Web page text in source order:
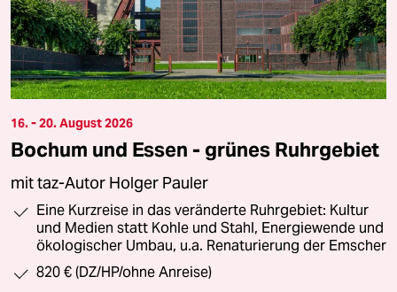
16. - 20. August 2026
Bochum und Essen - grünes Ruhrgebiet
mit taz-Autor Holger Pauler
Eine Kurzreise in das veränderte Ruhrgebiet: Kultur
und Medien statt Kohle und Stahl, Energiewende und
ökologischer Umbau, u.a. Renaturierung der Emscher
820 € (DZ/HP/ohne Anreise)